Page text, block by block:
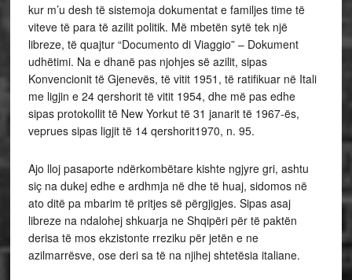
kur m’u desh të sistemoja dokumentat e familjes time të
viteve të para të azilit politik. Më mbetën sytë tek një
libreze, të quajtur “Documento di Viaggio” – Dokument
udhëtimi. Na e dhanë pas njohjes së azilit, sipas
Konvencionit të Gjenevës, të vitit 1951, të ratifikuar në Itali
me ligjin e 24 qershorit të vitit 1954, dhe më pas edhe
sipas protokollit të New Yorkut të 31 janarit të 1967-ës,
veprues sipas ligjit të 14 qershorit1970, n. 95.
Ajo lloj pasaporte ndërkombëtare kishte ngjyre gri, ashtu
siç na dukej edhe e ardhmja në dhe të huaj, sidomos në
ato ditë pa mbarim të pritjes së përgjigjes. Sipas asaj
libreze na ndalohej shkuarja ne Shqipëri për të paktën
derisa të mos ekzistonte rreziku për jetën e ne
azilmarrësve, ose deri sa të na njihej shtetësia italiane.